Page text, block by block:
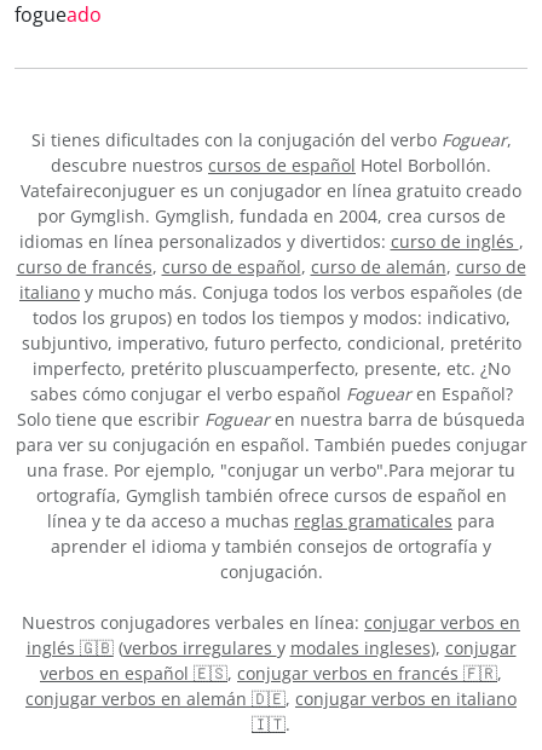
fogueado
Si tienes dificultades con la conjugación del verbo Foguear,
descubre nuestros cursos de español Hotel Borbollón.
Vatefaireconjuguer es un conjugador en línea gratuito creado
por Gymglish. Gymglish, fundada en 2004, crea cursos de
idiomas en línea personalizados y divertidos: curso de inglés ,
curso de francés, curso de español, curso de alemán, curso de
italiano y mucho más. Conjuga todos los verbos españoles (de
todos los grupos) en todos los tiempos y modos: indicativo,
subjuntivo, imperativo, futuro perfecto, condicional, pretérito
imperfecto, pretérito pluscuamperfecto, presente, etc. ¿No
sabes cómo conjugar el verbo español Foguearen Español?
Solo tiene que escribir Foguearen nuestra barra de búsqueda
para ver su conjugación en español. También puedes conjugar
una frase. Por ejemplo, "conjugar un verbo".Para mejorar tu
ortografía, Gymglish también ofrece cursos de español en
línea y te da acceso a muchas reglas gramaticales para
aprender el idioma y también consejos de ortografía y
conjugación.
Nuestros conjugadores verbales en línea: conjugar verbos en
inglés 🇬🇧(verbos irregulares y modales ingleses), conjugar
verbos en español 🇪🇸, conjugar verbos en francés 🇫🇷,
conjugar verbos en alemán 🇩🇪, conjugar verbos en italiano
🇮🇹.